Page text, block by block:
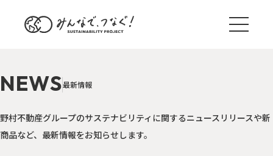
NEWS最新情報
野村不動産グループのサステナビリティに関するニュースリリースや新
商品など、最新情報をお知らせします。